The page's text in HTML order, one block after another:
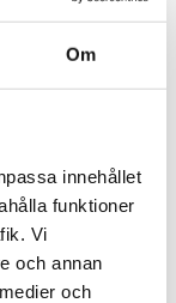
Om
innehållet
funktioner
Vi
och annan
och